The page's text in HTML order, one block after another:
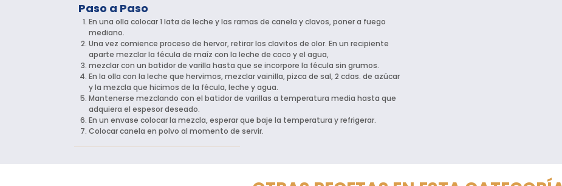
Paso a Paso
En una olla colocar 1 lata de leche y las ramas de canela y clavos, poner a fuego
mediano.
Una vez comience proceso de hervor, retirar los clavitos de olor. En un recipiente
aparte mezclar la fécula de maíz con la leche de coco y el agua,
mezclar con un batidor de varilla hasta que se incorpore la fécula sin grumos.
En la olla con la leche que hervimos, mezclar vainilla, pizca de sal, 2 cdas. de azúcar
y la mezcla que hicimos de la fécula, leche y agua.
Mantenerse mezclando con el batidor de varillas a temperatura media hasta que
adquiera el espesor deseado.
En un envase colocar la mezcla, esperar que baje la temperatura y refrigerar.
Colocar canela en polvo al momento de servir.